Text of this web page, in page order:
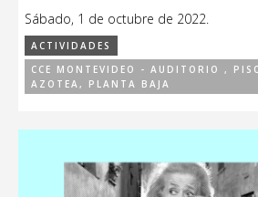
Sábado, 1 de octubre de 2022.
ACTIVIDADES
CCE MONTEVIDEO - AUDITORIO ,
AZOTEA, PLANTA BAJA